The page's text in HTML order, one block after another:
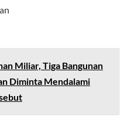
Miliar, Tiga Bangunan
Diminta Mendalami